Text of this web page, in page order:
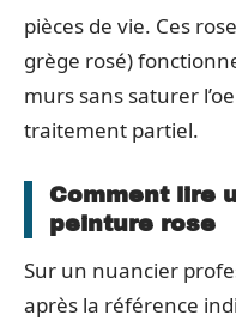
pièces de vie. Ces
grège rosé)
murs sans saturer
traitement partiel.
Comment lire
peinture rose
Sur un nuancier
après la référence